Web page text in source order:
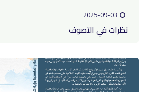
2025-09-03
في التصوف